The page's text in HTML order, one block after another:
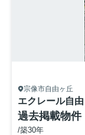
宗像市自由ヶ丘
エクレール自
過去掲載物件
/築30年